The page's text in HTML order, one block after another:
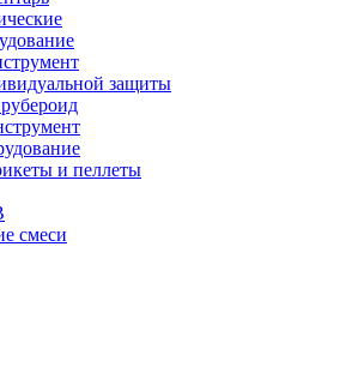
защиты
и пеллеты
смеси